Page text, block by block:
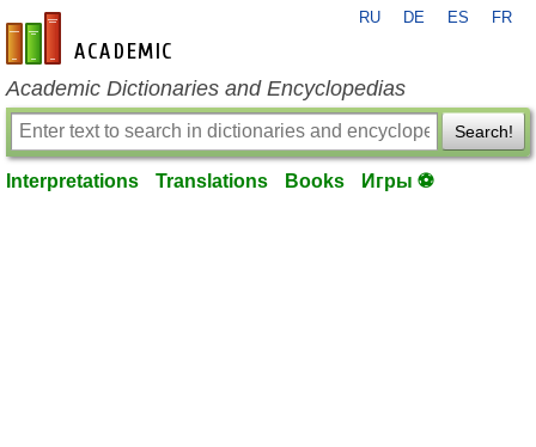
en-academic.com
RU DE ES FR
Academic Dictionaries and Encyclopedias
Search!
Interpretations Translations Books Игры ⚽